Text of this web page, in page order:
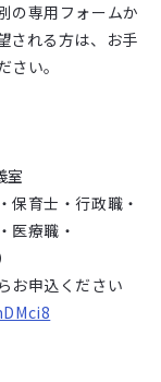
の専用フォームか
される方は、お手
い。
室
保育士・行政職・
療職・
お申込ください